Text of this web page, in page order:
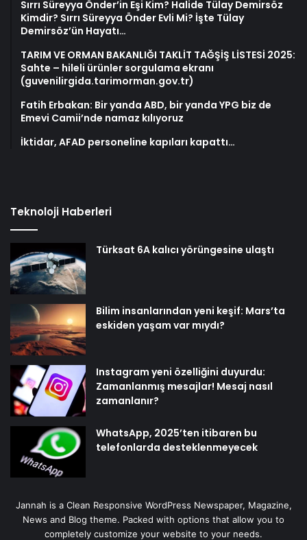
Sırrı Süreyya Önder’in Eşi Kim? Halide Tülay Demirsöz
Kimdir? Sırrı Süreyya Önder Evli Mi? İşte Tülay
Demirsöz’ün Hayatı…
TARIM VE ORMAN BAKANLIĞI TAKLİT TAĞŞİŞ LİSTESİ 2025:
Sahte – hileli ürünler sorgulama ekranı
(guvenilirgida.tarimorman.gov.tr)
Fatih Erbakan: Bir yanda ABD, bir yanda YPG biz de
Emevi Camii’nde namaz kılıyoruz
İktidar, AFAD personeline kapıları kapattı…
Teknoloji Haberleri
Türksat 6A kalıcı yörüngesine ulaştı
Bilim insanlarından yeni keşif: Mars’ta
eskiden yaşam var mıydı?
Instagram yeni özelliğini duyurdu:
Zamanlanmış mesajlar! Mesaj nasıl
zamanlanır?
WhatsApp, 2025’ten itibaren bu
telefonlarda desteklenmeyecek
Jannah is a Clean Responsive WordPress Newspaper, Magazine,
News and Blog theme. Packed with options that allow you to
completely customize your website to your needs.